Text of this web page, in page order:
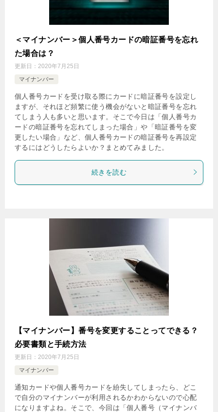
＜マイナンバー＞個人番号カードの暗証番号を忘れ
た場合は？
更新日： 2020年7月25日
マイナンバー
個人番号カードを受け取る際にカードに暗証番号を設定し
ますが、それほど頻繁に使う機会がないと暗証番号を忘れ
てしまう人も多いと思います。そこで今日は「個人番号カ
ードの暗証番号を忘れてしまった場合」や「暗証番号を変
更したい場合」など、個人番号カードの暗証番号を再設定
するにはどうしたらよいか？まとめてみました。
続きを読む
【マイナンバー】番号を変更することってできる？
必要書類と手続方法
更新日： 2020年7月25日
マイナンバー
通知カードや個人番号カードを紛失してしまったら、どこ
で自分のマイナンバーが利用されるかわからないので心配
になりますよね。そこで、今回は「個人番号（マイナンバ